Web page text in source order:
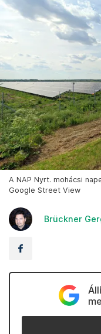
A NAP Nyrt. mohácsi
Google Street View
Brückner